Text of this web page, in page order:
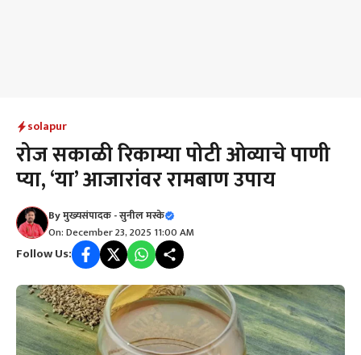
solapur
रोज सकाळी रिकाम्या पोटी ओव्याचे पाणी
प्या, ‘या’ आजारांवर रामबाण उपाय
Byमुख्यसंपादक - सुनील मस्के
On: December 23, 2025 11:00 AM
Follow Us: